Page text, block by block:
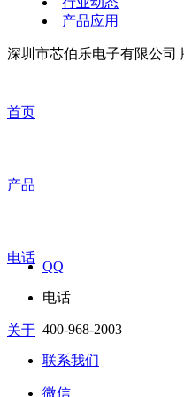
产品应用
深圳市芯伯乐电子有限公司
首页
产品
电话
关于
QQ
电话
400-968-2003
联系我们
微信